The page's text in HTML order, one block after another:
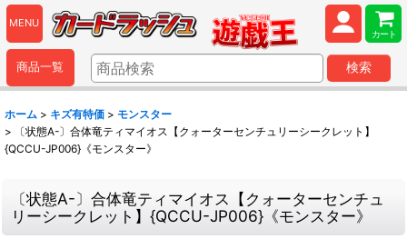
MENU
カート
商品一覧 検索
ホーム > キズ有特価 > モンスター
>
〔状態A-〕合体竜ティマイオス【クォーターセンチュリーシークレット】
{QCCU-JP006}《モンスター》
〔状態A-〕合体竜ティマイオス【クォーターセンチュ
リーシークレット】{QCCU-JP006}《モンスター》